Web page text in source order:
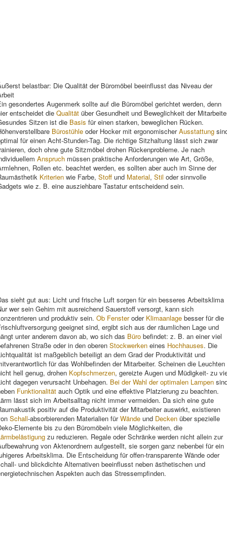
belastbar: Die Qualität der Büromöbel beeinflusst das Niveau der
gesondertes Augenmerk sollte auf die Büromöbel gerichtet werden, denn
entscheidet die Qualität über Gesundheit und Beweglichkeit der
Sitzen ist die Basis für einen starken, beweglichen Rücken.
Bürostühle oder Hocker mit ergonomischerAusstattung
für einen Acht-Stunden-Tag. Die richtige Sitzhaltung lässt sich zwar
doch ohne gute Sitzmöbel drohen Rückenprobleme. Je nach
Anspruch müssen praktische Anforderungen wie Art, Größe,
Rollen etc. beachtet werden, es sollten aber auch im Sinne der
Kriterien wie Farbe, Stoff und Material, Stil oder sinnvolle
wie z. B. eine ausziehbare Tastatur entscheidend sein.
sieht gut aus: Licht und frische Luft sorgen für ein besseres Arbeitsklima
wer sein Gehirn mit ausreichend Sauerstoff versorgt, kann sich
und produktiv sein. Ob Fensteroder Klimaanlage besser für die
geeignet sind, ergibt sich aus der räumlichen Lage und
unter anderem davon ab, wo sich das Büro befindet: z. B. an einer viel
Straße oder in den oberen Stockwerken eines Hochhauses. Die
ist maßgeblich beteiligt an dem Grad der Produktivität und
für das Wohlbefinden der Mitarbeiter. Scheinen die Leuchten
hell genug, drohen Kopfschmerzen, gereizte Augen und Müdigkeit- zu
dagegen verursacht Unbehagen. Bei der Wahl der optimalen Lampen
Funktionalität auch Optik und eine effektive Platzierung zu beachten.
lässt sich im Arbeitsalltag nicht immer vermeiden. Da sich eine gute
positiv auf die Produktivität der Mitarbeiter auswirkt, existieren
Schall-absorbierenden Materialien fürWände und Decken über spezielle
Elemente bis zu den Büromöbeln viele Möglichkeiten, die
zu reduzieren. Regale oder Schränke werden nicht allein zur
von Aktenordnern aufgestellt, sie sorgen ganz nebenbei für ein
Arbeitsklima. Die Entscheidung für offen-transparente Wände oder
und blickdichte Alternativen beeinflusst neben ästhetischen und
Aspekten auch das Stressempfinden.